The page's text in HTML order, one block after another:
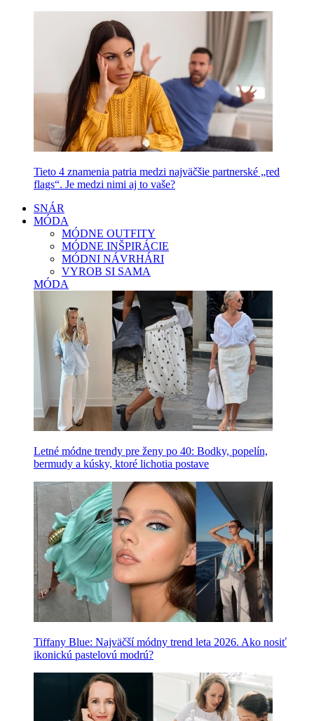
Tieto 4 znamenia patria medzi najväčšie partnerské „red
flags“. Je medzi nimi aj to vaše?
SNÁR
MÓDA
MÓDNE OUTFITY
MÓDNE INŠPIRÁCIE
MÓDNI NÁVRHÁRI
VYROB SI SAMA
MÓDA
Letné módne trendy pre ženy po 40: Bodky, popelín,
bermudy a kúsky, ktoré lichotia postave
Tiffany Blue: Najväčší módny trend leta 2026. Ako nosiť
ikonickú pastelovú modrú?